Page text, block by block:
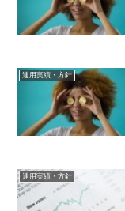
運用実績・方針
運用実績・方針